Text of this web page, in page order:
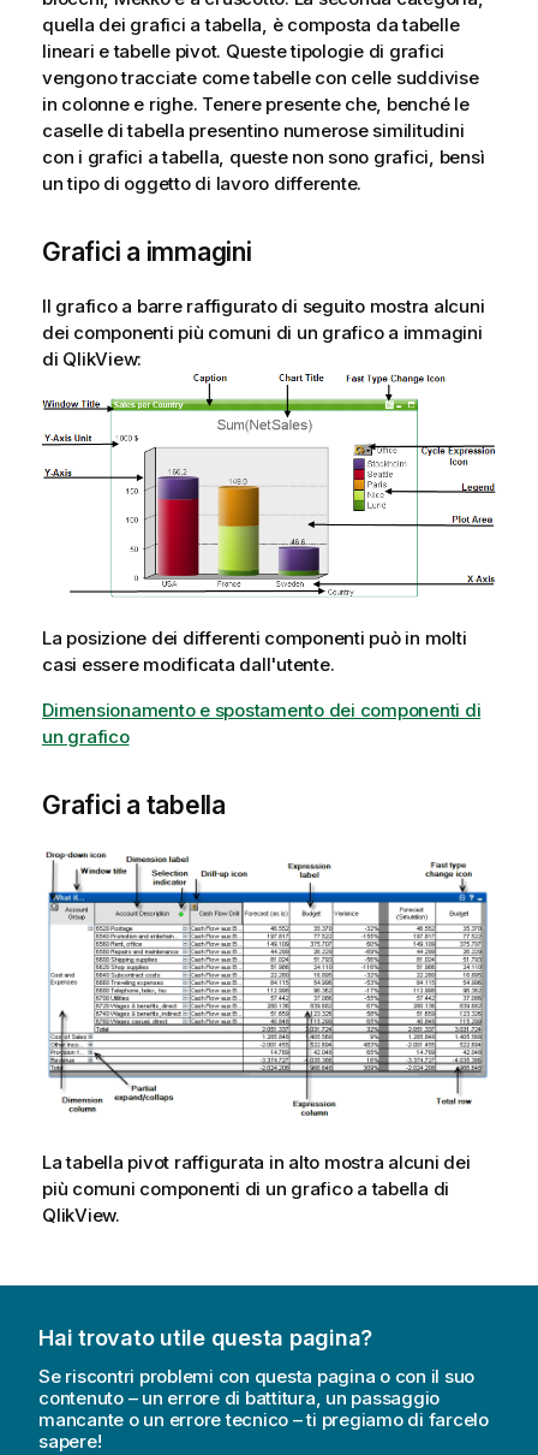
quella dei grafici a tabella, è composta da tabelle
lineari e tabelle pivot. Queste tipologie di grafici
vengono tracciate come tabelle con celle suddivise
in colonne e righe. Tenere presente che, benché le
caselle di tabella presentino numerose similitudini
con i grafici a tabella, queste non sono grafici, bensì
un tipo di oggetto di lavoro differente.
Grafici a immagini
Il grafico a barre raffigurato di seguito mostra alcuni
dei componenti più comuni di un grafico a immagini
di QlikView:
La posizione dei differenti componenti può in molti
casi essere modificata dall'utente.
Dimensionamento e spostamento dei componenti di
un grafico
Grafici a tabella
La tabella pivot raffigurata in alto mostra alcuni dei
più comuni componenti di un grafico a tabella di
QlikView.
Hai trovato utile questa pagina?
Se riscontri problemi con questa pagina o con il suo
contenuto – un errore di battitura, un passaggio
mancante o un errore tecnico – ti pregiamo di farcelo
sapere!